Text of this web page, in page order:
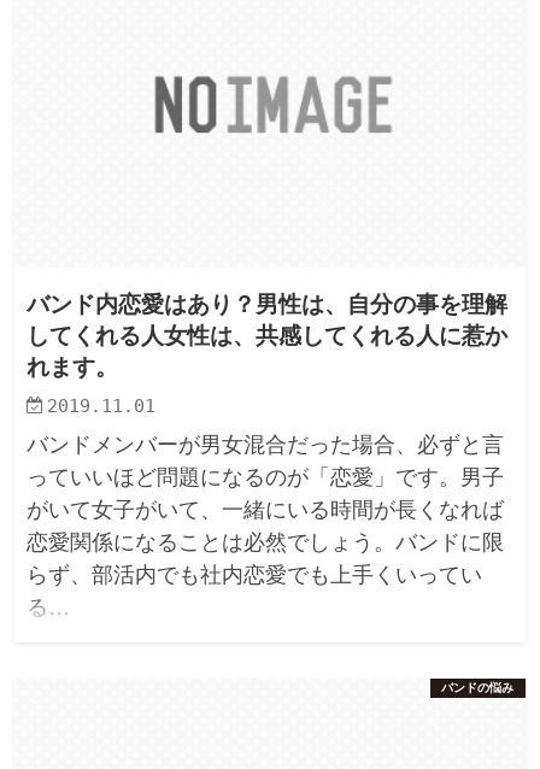
バンド内恋愛はあり？男性は、自分の事を理解
してくれる人女性は、共感してくれる人に惹か
れます。
2019.11.01
バンドメンバーが男女混合だった場合、必ずと言
っていいほど問題になるのが「恋愛」です。男子
がいて女子がいて、一緒にいる時間が長くなれば
恋愛関係になることは必然でしょう。バンドに限
らず、部活内でも社内恋愛でも上手くいってい
る…
バンドの悩み